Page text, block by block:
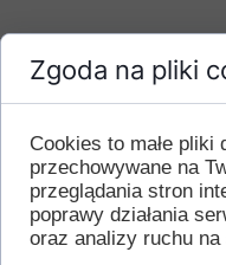
Zgoda na pliki
Cookies to małe pliki
przechowywane na
przeglądania stron
poprawy działania
oraz analizy ruchu na